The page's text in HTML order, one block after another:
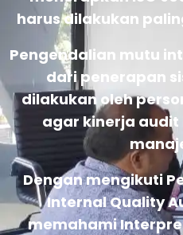
harus dilakukan
Pengendalian mutu
dari penerapan
dilakukan oleh
agar kinerja
Dengan mengikuti
Internal Quality
memahami